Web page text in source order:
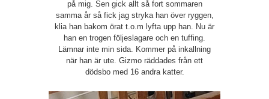
på mig. Sen gick allt så fort sommaren
samma år så fick jag stryka han över ryggen,
klia han bakom örat t.o.m lyfta upp han. Nu är
han en trogen följeslagare och en tuffing.
Lämnar inte min sida. Kommer på inkallning
när han är ute. Gizmo räddades från ett
dödsbo med 16 andra katter.